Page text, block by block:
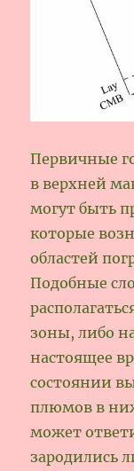
Первичные
в верхней
могут быть
которые
областей
Подобные
зоны, либо
настоящее
состоянии
плюмов в
может
зародились